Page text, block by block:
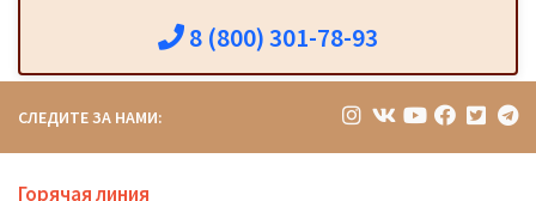
8 (800) 301-78-93
СЛЕДИТЕ ЗА НАМИ:
Горячая линия